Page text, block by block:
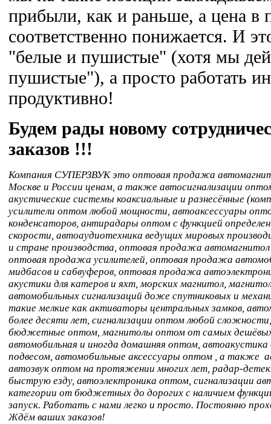
прибыли, как и раньше, а цена в
соответственно понижается. И
"белые и пушистые" (хотя мы
пушистые"), а просто работать
продуктивно!
Будем рады новому
заказов !!!
Компания СУПЕРЗВУК это оптовая продажа
Москве и России ценам, а также автосигнализации
акустические системы коаксиальные и разнесённые
усилители оптом любой мощности, автоаксессуары
конденсаторов, антирадары оптом с функцией
скорости, автоаудиотехника ведущих мировых
и стране производства, оптовая продажа
оптовая продажа усилителей, оптовая продажа
мидбасов и сабвуферов, оптовая продажа
акустики для катеров и яхт, морских магнитол,
автомобильных сигнализаций доже спутниковых и
такие мелкие как активаторы центральных замков,
более десяти лет, сигнализации оптом любой
бюджетные оптом, магнитолы оптом от самых
автомобильная и иногда домашняя оптом,
подвесом, автомобильные аксессуары оптом , а также
автозвук оптом на протяжении многих лет, радар-
быструю езду, автоэлектроника оптом, сигнализации
категории от бюджетных до дорогих с наличием
запуск. Работать с нами легко и просто. Постоянно
Ждём ваших заказов!